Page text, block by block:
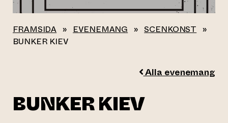
FRAMSIDA » EVENEMANG » SCENKONST »
BUNKER KIEV
Alla evenemang
BUNKER KIEV